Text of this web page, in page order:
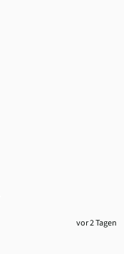
vor 2 Tagen